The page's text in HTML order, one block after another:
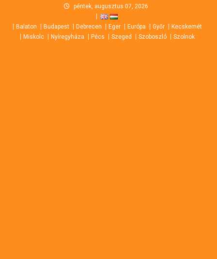
content
péntek, augusztus 07, 2026
Balaton Budapest Debrecen Eger Európa Győr
Kecskemét
Miskolc
Nyíregyháza Pécs Szeged Szoboszló Szolnok